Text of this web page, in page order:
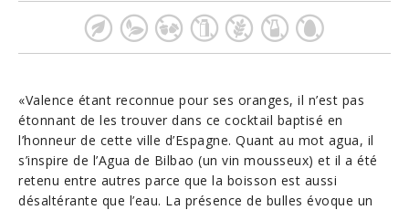
«Valence étant reconnue pour ses oranges, il n’est pas
étonnant de les trouver dans ce cocktail baptisé en
l’honneur de cette ville d’Espagne. Quant au mot agua, il
s’inspire de l’Agua de Bilbao (un vin mousseux) et il a été
retenu entre autres parce que la boisson est aussi
désaltérante que l’eau. La présence de bulles évoque un